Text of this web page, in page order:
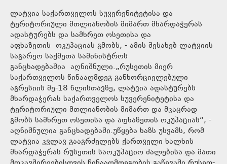
ლატვია საქართველოს სუვერენიტეტისა და
ტერიტორიული მთლიანობის მიმართ მხარდაჭერას
ადასტურებს და სამხრეთ ოსეთისა და
აფხაზეთის ოკუპაციას გმობს, - ამის შესახებ ლატვიის
საგარეო საქმეთა სამინისტროს
განცხადებაშია აღნიშნული.„რუსეთის მიერ
საქართველოს წინააღმდეგ განხორციელებული
აგრესიის მე-18 წლისთავზე, ლატვია ადასტურებს
მხარდაჭერას საქართველოს სუვერენიტეტისა და
ტერიტორიული მთლიანობის მიმართ და მკაცრად
გმობს სამხრეთ ოსეთისა და აფხაზეთის ოკუპაციას“, -
აღნიშნულია განცხადებაში.უწყება ხაზს უსვამს, რომ
ლატვია კვლავ გააგრძელებს ქართველი ხალხის
მხარდაჭერას რუსეთის საოკუპაციო ძალებისა და მათი